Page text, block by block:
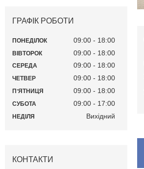
ГРАФІК РОБОТИ
ПОНЕДІЛОК 09:00 18:00
ВІВТОРОК 09:00 18:00
СЕРЕДА 09:00 18:00
ЧЕТВЕР 09:00 18:00
ПʼЯТНИЦЯ 09:00 18:00
СУБОТА 09:00 17:00
НЕДІЛЯ Вихідний
КОНТАКТИ